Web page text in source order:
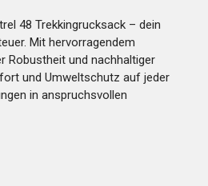
48 Trekkingrucksack – dein
Mit hervorragendem
Robustheit und nachhaltiger
und Umweltschutz auf jeder
in anspruchsvollen